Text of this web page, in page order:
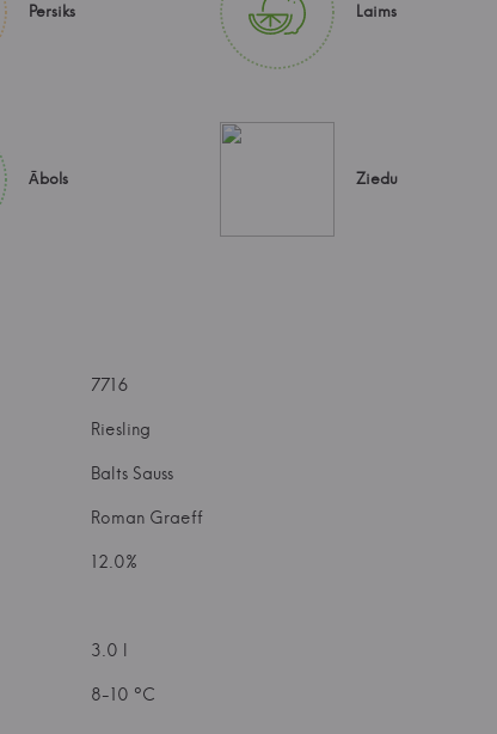
Persiks Laims
Ābols Ziedu
7716
Riesling
Balts Sauss
Roman Graeff
12.0%
3.0 l
8-10 °C